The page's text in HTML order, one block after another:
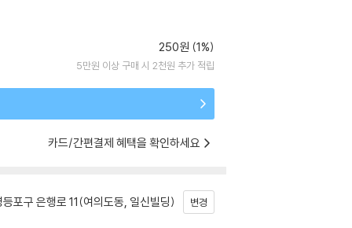
250원 (1%)
5만원 이상 구매 시 2천원 추가 적립
카드/간편결제 혜택을 확인하세요
포구 은행로 11(여의도동, 일신빌딩) 변경